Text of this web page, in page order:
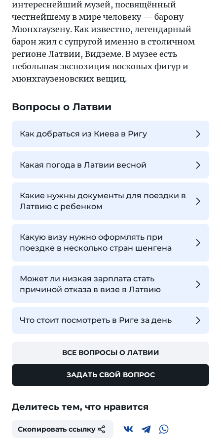
интереснейший музей, посвящённый
честнейшему в мире человеку — барону
Мюнхгаузену. Как известно, легендарный
барон жил с супругой именно в столичном
регионе Латвии, Видземе. В музее есть
небольшая экспозиция восковых фигур и
мюнхгаузеновских вещиц.
Вопросы о Латвии
Как добраться из Киева в Ригу
Какая погода в Латвии весной
Какие нужны документы для поездки в
Латвию с ребенком
Какую визу нужно оформлять при
поездке в несколько стран шенгена
Может ли низкая зарплата стать
причиной отказа в визе в Латвию
Что стоит посмотреть в Риге за день
ВСЕ ВОПРОСЫ О ЛАТВИИ
ЗАДАТЬ СВОЙ ВОПРОС
Делитесь тем, что нравится
Скопировать ссылку